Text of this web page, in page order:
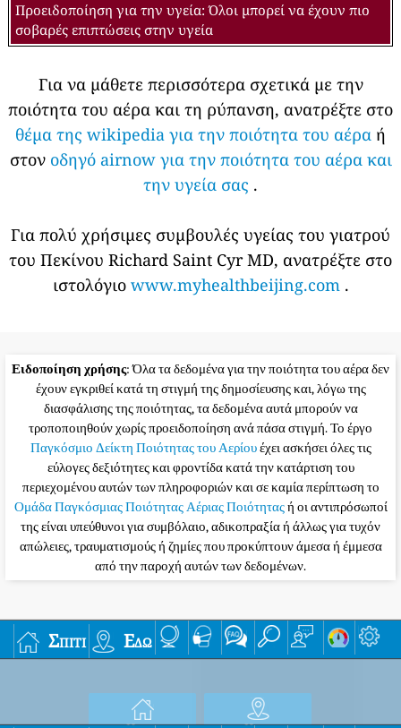
Προειδοποίηση για την υγεία: Όλοι μπορεί να έχουν πιο
σοβαρές επιπτώσεις στην υγεία
Για να μάθετε περισσότερα σχετικά με την
ποιότητα του αέρα και τη ρύπανση, ανατρέξτε στο
θέμα της wikipedia για την ποιότητα του αέρα ή
στον οδηγό airnow για την ποιότητα του αέρα και
την υγεία σας .
Για πολύ χρήσιμες συμβουλές υγείας του γιατρού
του Πεκίνου Richard Saint Cyr MD, ανατρέξτε στο
ιστολόγιο www.myhealthbeijing.com.
Ειδοποίηση χρήσης: Όλα τα δεδομένα για την ποιότητα του αέρα δεν
έχουν εγκριθεί κατά τη στιγμή της δημοσίευσης και, λόγω της
διασφάλισης της ποιότητας, τα δεδομένα αυτά μπορούν να
τροποποιηθούν χωρίς προειδοποίηση ανά πάσα στιγμή. Το έργο
Παγκόσμιο Δείκτη Ποιότητας του Αερίουέχει ασκήσει όλες τις
εύλογες δεξιότητες και φροντίδα κατά την κατάρτιση του
περιεχομένου αυτών των πληροφοριών και σε καμία περίπτωση το
Ομάδα Παγκόσμιας Ποιότητας Αέριας Ποιότηταςή οι αντιπρόσωποί
της είναι υπεύθυνοι για συμβόλαιο, αδικοπραξία ή άλλως για τυχόν
απώλειες, τραυματισμούς ή ζημίες που προκύπτουν άμεσα ή έμμεσα
από την παροχή αυτών των δεδομένων.
Σπίτι Εδώ